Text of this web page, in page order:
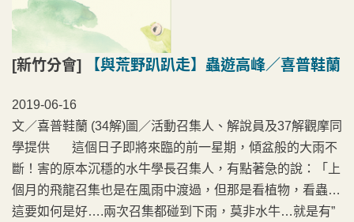
[新竹分會] 【與荒野趴趴走】蟲遊高峰／喜普鞋蘭
2019-06-16
文／喜普鞋蘭 (34解)圖／活動召集人、解說員及37解觀摩同
學提供 這個日子即將來臨的前一星期，傾盆般的大雨不
斷！害的原本沉穩的水牛學長召集人，有點著急的說：「上
個月的飛龍召集也是在風雨中渡過，但那是看植物，看蟲…
這要如何是好….兩次召集都碰到下雨，莫非水牛…就是有”